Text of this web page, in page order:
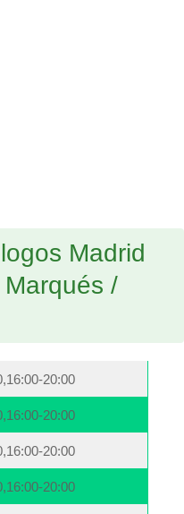
Madrid
/
20:00
20:00
20:00
20:00